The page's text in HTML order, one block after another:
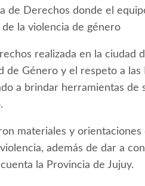
de Derechos donde el
la violencia de género
realizada en la ciudad
de Género y el respeto a
a brindar herramientas de
materiales y
además de dar a
la Provincia de Jujuy.